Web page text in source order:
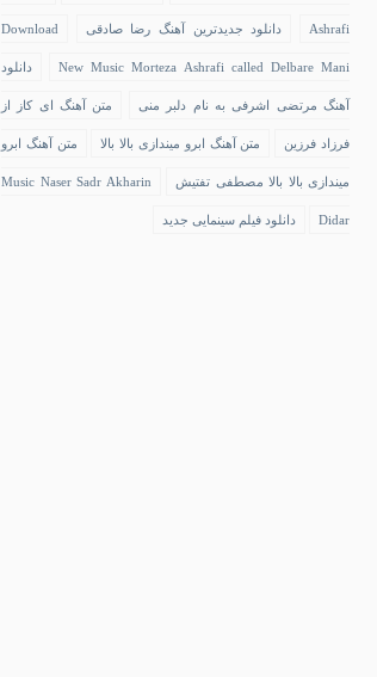
Ashrafi دانلود جدیدترین آهنگ رضا صادقی Download
New Music Morteza Ashrafi called Delbare Mani دانلود
آهنگ مرتضی اشرفی به نام دلبر منی متن آهنگ ای کاز از
فرزاد فرزین متن آهنگ ابرو میندازی بالا بالا متن آهنگ ابرو
میندازی بالا بالا مصطفی تفتیش Music Naser Sadr Akharin
Didar دانلود فیلم سینمایی جدید